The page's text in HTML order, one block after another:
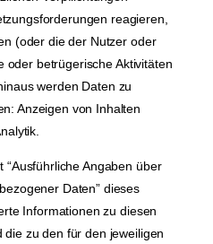
reagieren,
(oder die der Nutzer oder
oder betrügerische Aktivitäten
werden Daten zu
Anzeigen von Inhalten
“Ausführliche Angaben über
Daten” dieses
Informationen zu diesen
zu den für den jeweiligen